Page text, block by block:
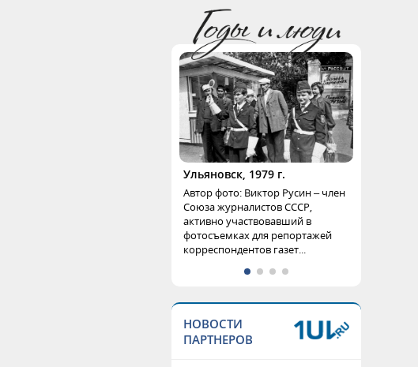
Ульяновск, 1979 г.
Автор фото: Виктор Русин – член
Союза журналистов СССР,
активно участвовавший в
фотосъемках для репортажей
корреспондентов газет...
НОВОСТИ
ПАРТНЕРОВ